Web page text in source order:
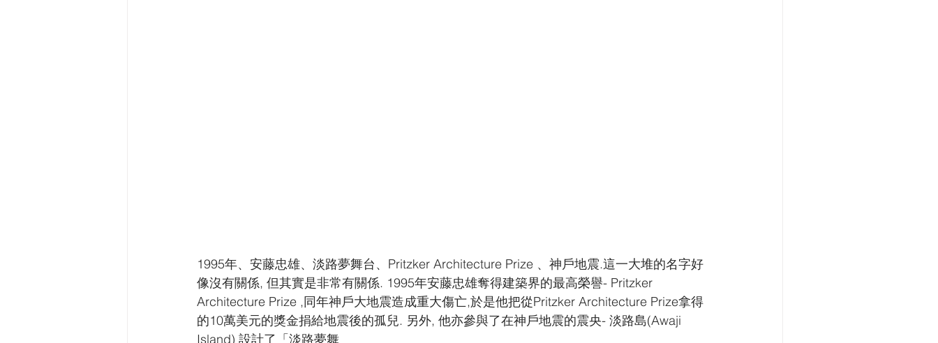
1995年、安藤忠雄、淡路夢舞台、Pritzker Architecture Prize 、神戶地震.這一大堆的名字好
像沒有關係, 但其實是非常有關係. 1995年安藤忠雄奪得建築界的最高榮譽- Pritzker
Architecture Prize ,同年神戶大地震造成重大傷亡,於是他把從Pritzker Architecture Prize拿得
的10萬美元的獎金捐給地震後的孤兒. 另外, 他亦參與了在神戶地震的震央- 淡路島(Awaji
Island) 設計了「淡路夢舞